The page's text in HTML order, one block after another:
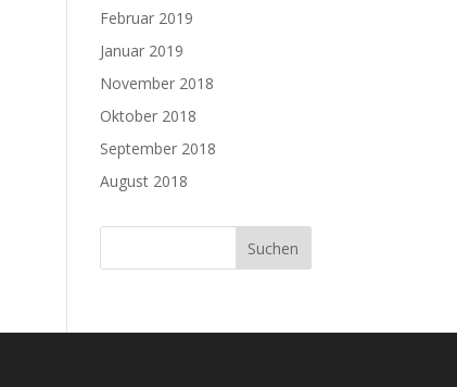
Februar 2019
Januar 2019
November 2018
Oktober 2018
September 2018
August 2018